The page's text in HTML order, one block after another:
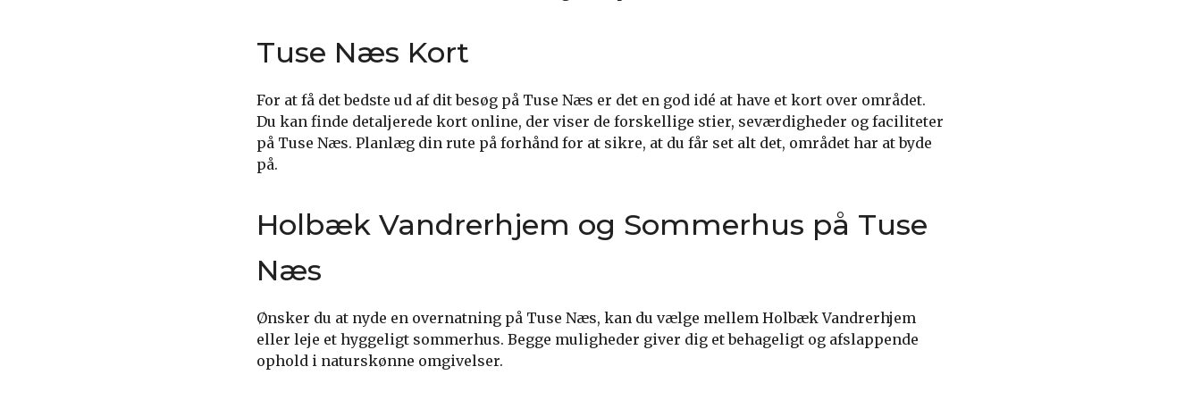
Tuse Næs Kort
For at få det bedste ud af dit besøg på Tuse Næs er det en god idé at have et kort over området.
Du kan finde detaljerede kort online, der viser de forskellige stier, seværdigheder og faciliteter
på Tuse Næs. Planlæg din rute på forhånd for at sikre, at du får set alt det, området har at byde
på.
Holbæk Vandrerhjem og Sommerhus på Tuse
Næs
Ønsker du at nyde en overnatning på Tuse Næs, kan du vælge mellem Holbæk Vandrerhjem
eller leje et hyggeligt sommerhus. Begge muligheder giver dig et behageligt og afslappende
ophold i naturskønne omgivelser.